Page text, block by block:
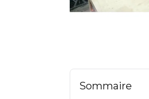
Sommaire